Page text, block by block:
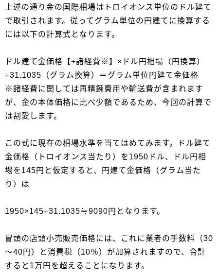
上述の通り金の国際相場はトロイオンス単位のドル建て
で取引されます。従ってグラム単位の円建てに換算する
には以下の計算式となります。
ドル建て金価格【+諸経費※】×ドル円相場（円換算）
÷31.1035（グラム換算）＝グラム単位円建て金価格
※諸経費に関しては再精錬費用や輸送費が含まれます
が、金の本体価格に比べ少額であるため、今回の計算で
は割愛します。
この式に現在の相場水準を当てはめてみます。ドル建て
金価格（トロイオンス当たり）を1950ドル、ドル円相
場を145円と仮定すると、円建て金価格（グラム当た
り）は
1950×145÷31.1035≒9090円となります。
冒頭の店頭小売販売価格には、これに業者の手数料（30
～40円）と消費税（10％）が加算されますので、合計
すると1万円を超えることになります。